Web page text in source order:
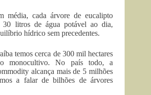
média, cada árvore de eucalipto
30 litros de água potável ao dia,
hídrico sem precedentes.
temos cerca de 300 mil hectares
monocultivo. No país todo, a
alcança mais de 5 milhões
a falar de bilhões de árvores